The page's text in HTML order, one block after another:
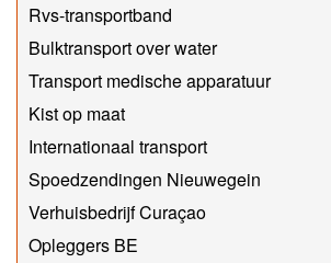
Rvs-transportband
Bulktransport over water
Transport medische apparatuur
Kist op maat
Internationaal transport
Spoedzendingen Nieuwegein
Verhuisbedrijf Curaçao
Opleggers BE